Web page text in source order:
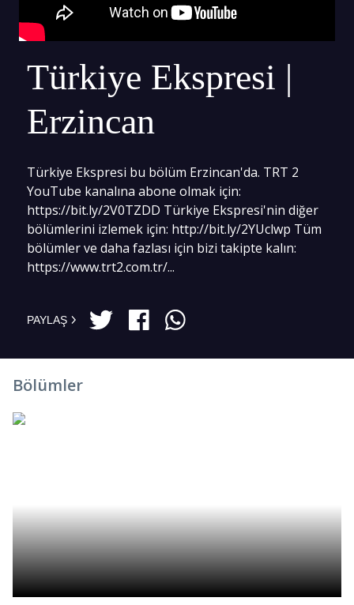
Türkiye Ekspresi |
Erzincan
Türkiye Ekspresi bu bölüm Erzincan'da. TRT 2
YouTube kanalına abone olmak için:
https://bit.ly/2V0TZDD Türkiye Ekspresi'nin diğer
bölümlerini izlemek için: http://bit.ly/2YUclwp Tüm
bölümler ve daha fazlası için bizi takipte kalın:
https://www.trt2.com.tr/...
PAYLAŞ
Bölümler